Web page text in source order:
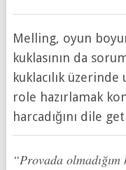
Melling, oyun
kuklasının da
kuklacılık
role hazırlamak
harcadığını dile
“Provada